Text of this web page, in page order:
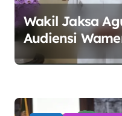
Wakil Jaksa
Audiensi
Sinergi Kawal